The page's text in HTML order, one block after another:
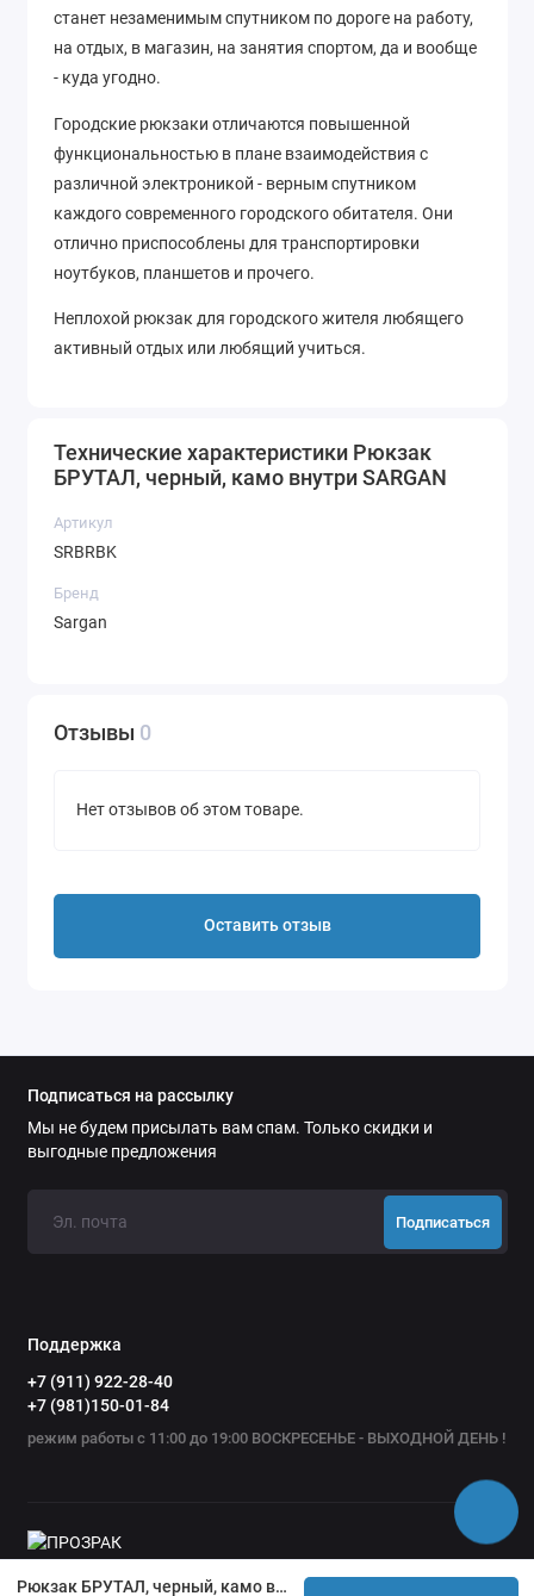
Рюкзак БРУТАЛ, черный, камо внутри SARGAN
станет незаменимым спутником по дороге на работу,
на отдых, в магазин, на занятия спортом, да и вообще
- куда угодно.
Городские рюкзаки отличаются повышенной
функциональностью в плане взаимодействия с
различной электроникой - верным спутником
каждого современного городского обитателя. Они
отлично приспособлены для транспортировки
ноутбуков, планшетов и прочего.
Неплохой рюкзак для городского жителя любящего
активный отдых или любящий учиться.
Технические характеристики Рюкзак
БРУТАЛ, черный, камо внутри SARGAN
Артикул
SRBRBK
Бренд
Sargan
Отзывы 0
Нет отзывов об этом товаре.
Оставить отзыв
Подписаться на рассылку
Мы не будем присылать вам спам. Только скидки и
выгодные предложения
Подписаться
Поддержка
+7 (911) 922-28-40
+7 (981)150-01-84
режим работы с 11:00 до 19:00 ВОСКРЕСЕНЬЕ - ВЫХОДНОЙ ДЕНЬ !